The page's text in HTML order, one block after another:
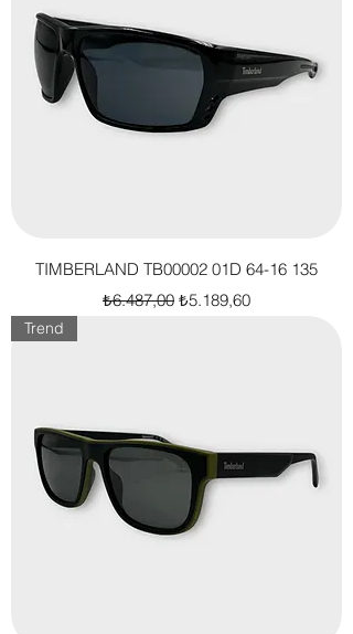
TIMBERLAND TB00002 01D 64-16 135
Normal Fiyat
₺6.487,00 İndirimli Fiyat
₺5.189,60
Trend